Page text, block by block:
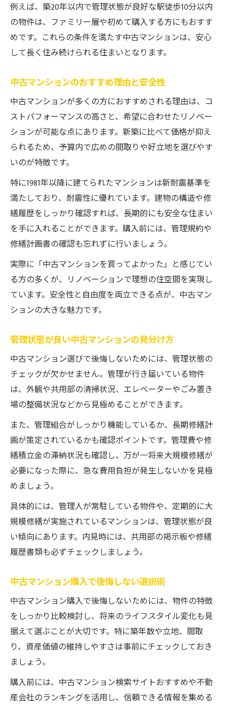
例えば、築20年以内で管理状態が良好な駅徒歩10分以内
の物件は、ファミリー層や初めて購入する方にもおすす
めです。これらの条件を満たす中古マンションは、安心
して長く住み続けられる住まいとなります。
中古マンションのおすすめ理由と安全性
中古マンションが多くの方におすすめされる理由は、コ
ストパフォーマンスの高さと、希望に合わせたリノベー
ションが可能な点にあります。新築に比べて価格が抑え
られるため、予算内で広めの間取りや好立地を選びやす
いのが特徴です。
特に1981年以降に建てられたマンションは新耐震基準を
満たしており、耐震性に優れています。建物の構造や修
繕履歴をしっかり確認すれば、長期的にも安全な住まい
を手に入れることができます。購入前には、管理規約や
修繕計画書の確認も忘れずに行いましょう。
実際に「中古マンションを買ってよかった」と感じてい
る方の多くが、リノベーションで理想の住空間を実現し
ています。安全性と自由度を両立できる点が、中古マン
ションの大きな魅力です。
管理状態が良い中古マンションの見分け方
中古マンション選びで後悔しないためには、管理状態の
チェックが欠かせません。管理が行き届いている物件
は、外観や共用部の清掃状況、エレベーターやごみ置き
場の整備状況などから見極めることができます。
また、管理組合がしっかり機能しているか、長期修繕計
画が策定されているかも確認ポイントです。管理費や修
繕積立金の滞納状況も確認し、万が一将来大規模修繕が
必要になった際に、急な費用負担が発生しないかを見極
めましょう。
具体的には、管理人が常駐している物件や、定期的に大
規模修繕が実施されているマンションは、管理状態が良
い傾向にあります。内見時には、共用部の掲示板や修繕
履歴書類も必ずチェックしましょう。
中古マンション購入で後悔しない選択術
中古マンション購入で後悔しないためには、物件の特徴
をしっかり比較検討し、将来のライフスタイル変化も見
据えて選ぶことが大切です。特に築年数や立地、間取
り、資産価値の維持しやすさは事前にチェックしておき
ましょう。
購入前には、中古マンション検索サイトおすすめや不動
産会社のランキングを活用し、信頼できる情報を集める